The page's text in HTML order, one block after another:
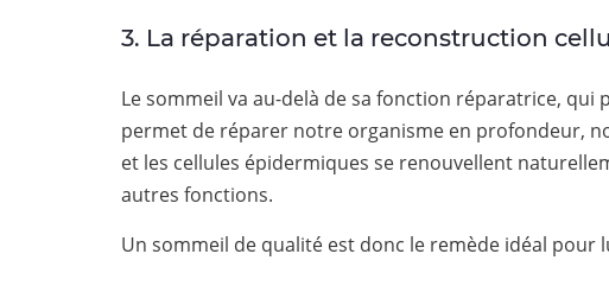
3. La réparation et la reconstruction
Le sommeil va au-delà de sa fonction réparatrice,
permet de réparer notre organisme en profondeur,
et les cellules épidermiques se renouvellent
autres fonctions.
Un sommeil de qualité est donc le remède idéal